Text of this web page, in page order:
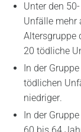
Unter den
Unfälle mehr
Altersgruppe
20 tödliche
In der
tödlichen
niedriger.
In der